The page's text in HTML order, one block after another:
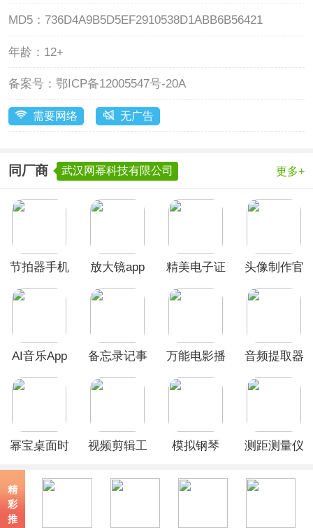
MD5： 736D4A9B5D5EF2910538D1ABB6B56421
年龄： 12+
备案号： 鄂ICP备12005547号-20A
需要网络 无广告
同厂商 武汉网幂科技有限公司 更多+
节拍器手机
放大镜app
精美电子证
头像制作官
AI音乐App
备忘录记事
万能电影播
音频提取器
幂宝桌面时
视频剪辑工
模拟钢琴
测距测量仪
精
彩
推